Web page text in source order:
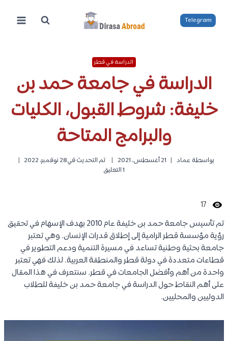
المحتوى
Telegram
الدراسة في قطر
الدراسة في جامعة حمد بن
خليفة: شروط القبول، الكليات
والبرامج المتاحة
بواسطة عماد 21 أغسطس، 2021 تم التحديث في28 نوفمبر، 2022
1 التعليق
17
تم تأسيس جامعة حمد بن خليفة عام 2010 بهدف الإسهام في تحقيق
رؤية مؤسسة قطر الرامية إلى إطلاق قدرات الإنسان. وهي تعتبر
جامعة بحثية وطنية تساعد في مسيرة التنمية ودعم التطوير في
قطاعات متعددة في دولة قطر والمنطقة العربية. لذلك فهي تعتبر
واحدة من أهم وأفضل الجامعات في قطر. سنتعرف في هذا المقال
على أهم النقاط حول الدراسة في جامعة حمد بن خليفة للطلاب
الدوليين والمحليين.